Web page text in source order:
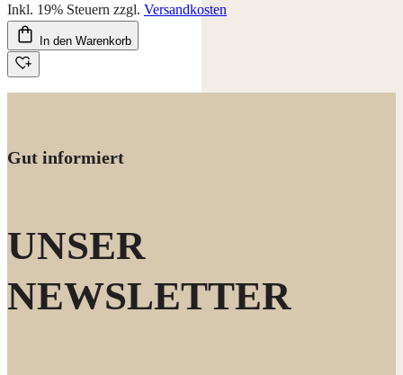
Inkl. 19% Steuern zzgl. Versandkosten
In den Warenkorb
Gut informiert
UNSER
NEWSLETTER